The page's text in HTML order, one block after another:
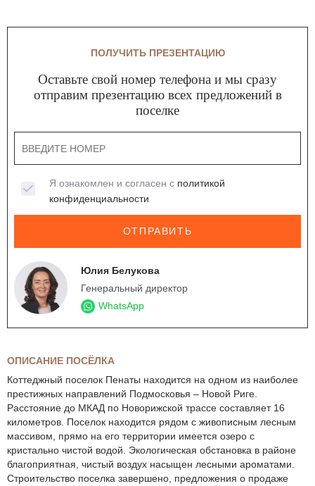
ПОЛУЧИТЬ ПРЕЗЕНТАЦИЮ
Оставьте свой номер телефона и мы сразу
отправим презентацию всех предложений в
поселке
Я ознакомлен и согласен с политикой
конфиденциальности
ОТПРАВИТЬ
Юлия Белукова
Генеральный директор
WhatsApp
ОПИСАНИЕ ПОСЁЛКА
Коттеджный поселок Пенаты находится на одном из наиболее
престижных направлений Подмосковья – Новой Риге.
Расстояние до МКАД по Новорижской трассе составляет 16
километров. Поселок находится рядом с живописным лесным
массивом, прямо на его территории имеется озеро с
кристально чистой водой. Экологическая обстановка в районе
благоприятная, чистый воздух насыщен лесными ароматами.
Строительство поселка завершено, предложения о продаже